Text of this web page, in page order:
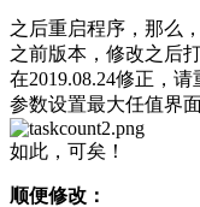
之后重启程序，那么
之前版本，修改之后
在2019.08.24修正，请
参数设置最大任值界
如此，可矣！
顺便修改：